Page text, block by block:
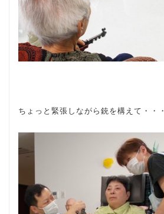
ちょっと緊張しながら銃を構えて・・・